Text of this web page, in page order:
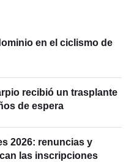
en el ciclismo de
recibió un trasplante
de espera
2026: renuncias y
las inscripciones